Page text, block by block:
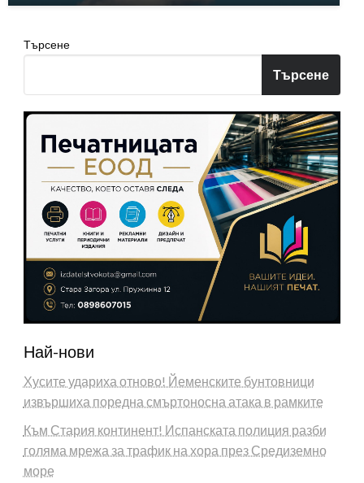
Търсене
Търсене
Най-нови
Хусите удариха отново! Йеменските бунтовници
извършиха поредна смъртоносна атака в рамките
Към Стария континент! Испанската полиция разби
голяма мрежа за трафик на хора през Средиземно
море